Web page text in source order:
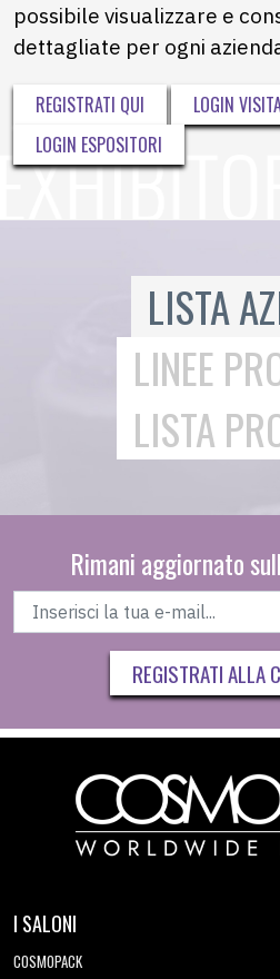
possibile visualizzare e
dettagliate per ogni
REGISTRATI QUI
LOGIN
LOGIN ESPOSITORI
LISTA
LINEE
LISTA
Rimani aggiornato
REGISTRATI ALLA
I SALONI
COSMOPACK